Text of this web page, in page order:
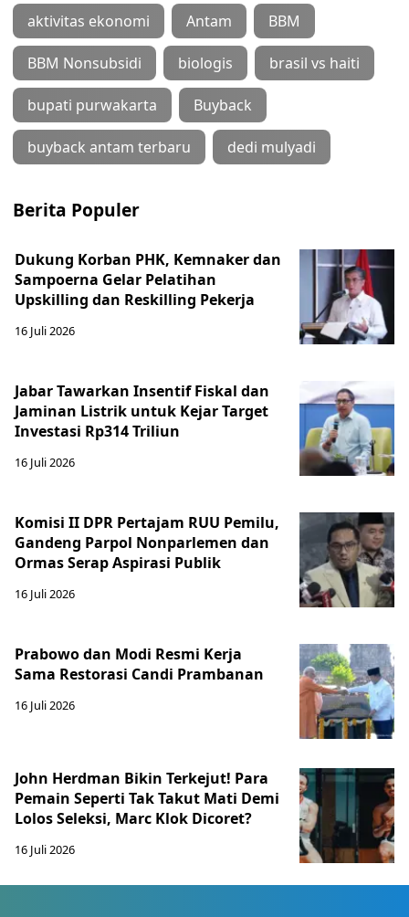
aktivitas ekonomi Antam BBM
BBM Nonsubsidi biologis brasil vs haiti
bupati purwakarta Buyback
buyback antam terbaru dedi mulyadi
Berita Populer
Dukung Korban PHK, Kemnaker dan
Sampoerna Gelar Pelatihan
Upskilling dan Reskilling Pekerja
16 Juli 2026
Jabar Tawarkan Insentif Fiskal dan
Jaminan Listrik untuk Kejar Target
Investasi Rp314 Triliun
16 Juli 2026
Komisi II DPR Pertajam RUU Pemilu,
Gandeng Parpol Nonparlemen dan
Ormas Serap Aspirasi Publik
16 Juli 2026
Prabowo dan Modi Resmi Kerja
Sama Restorasi Candi Prambanan
16 Juli 2026
John Herdman Bikin Terkejut! Para
Pemain Seperti Tak Takut Mati Demi
Lolos Seleksi, Marc Klok Dicoret?
16 Juli 2026